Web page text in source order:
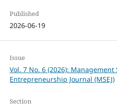
Published
2026-06-19
Issue
Vol. 7 No. 6 (2026): Management
Entrepreneurship Journal (MSEJ)
Section